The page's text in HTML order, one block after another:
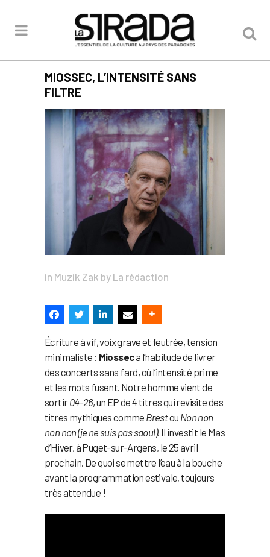
MIOSSEC, L’INTENSITÉ SANS
FILTRE
in Muzik Zak by La rédaction
Écriture à vif, voix grave et feutrée, tension
minimaliste : Miosseca l’habitude de livrer
des concerts sans fard, où l’intensité prime
et les mots fusent. Notre homme vient de
sortir04-26, un EP de 4 titres qui revisite des
titres mythiques comme Brestou Non non
non non (je ne suis pas saoul). Il investit le Mas
d’Hiver, à Puget-sur-Argens, le 25 avril
prochain. De quoi se mettre l’eau à la bouche
avant la programmation estivale, toujours
très attendue !